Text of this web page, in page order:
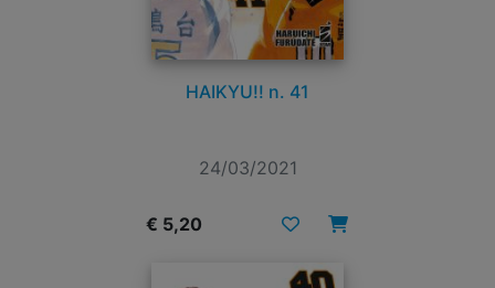
HAIKYU!! n. 41
24/03/2021
€ 5,20